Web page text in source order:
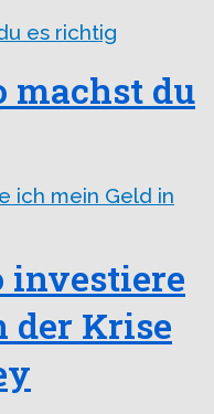
machst du
investiere
der Krise